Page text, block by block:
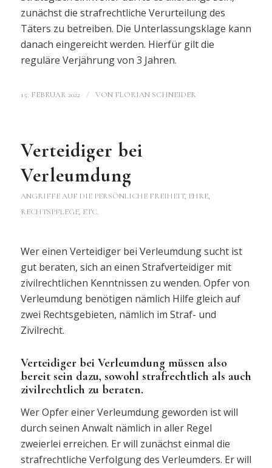
zunächst die strafrechtliche Verurteilung des
Täters zu betreiben. Die Unterlassungsklage kann
danach eingereicht werden. Hierfür gilt die
reguläre Verjährung von 3 Jahren.
15. FEBRUAR 2022 / VON FLORIAN SCHNEIDER
Verteidiger bei
Verleumdung
ANGRIFFE AUF DIE PERSÖNLICHE FREIHEIT, EHRE,
RECHTSPFLEGE, ETC.
Wer einen Verteidiger bei Verleumdung sucht ist
gut beraten, sich an einen Strafverteidiger mit
zivilrechtlichen Kenntnissen zu wenden. Opfer von
Verleumdung benötigen nämlich Hilfe gleich auf
zwei Rechtsgebieten, nämlich im Straf- und
Zivilrecht.
Verteidiger bei Verleumdung müssen also
bereit sein dazu, sowohl strafrechtlich als auch
zivilrechtlich zu beraten.
Wer Opfer einer Verleumdung geworden ist will
durch seinen Anwalt nämlich in aller Regel
zweierlei erreichen. Er will zunächst einmal die
strafrechtliche Verfolgung des Verleumders. Er will